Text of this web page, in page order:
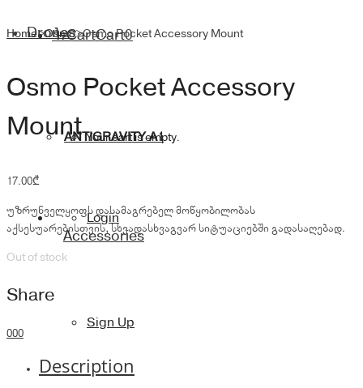
CartCart0
Your cart is empty.
Login
Sign Up
Drones
ANTIGRAVITY A1
Accessories
Home>Osmo>Osmo Pocket Accessory Mount
Osmo Pocket Accessory
Mount
17.00₾
უზრუნველყოფს დასამაგრებელ მოწყობილობას
აქსესუარებისთვის, სხვადასხვაგვარ სიტუაციებში გადასაღებად.
Out of stock
Share
000
Description